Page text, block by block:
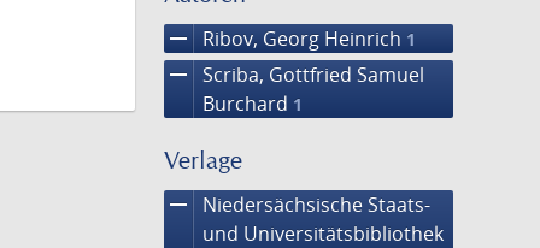
remove Ribov, Georg Heinrich 1
remove
Scriba, Gottfried Samuel
Burchard 1
Verlage
remove
Niedersächsische Staats-
und Universitätsbibliothek